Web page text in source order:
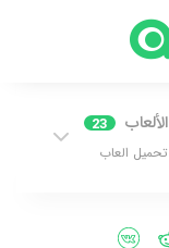
الألعاب 23
تحميل العاب